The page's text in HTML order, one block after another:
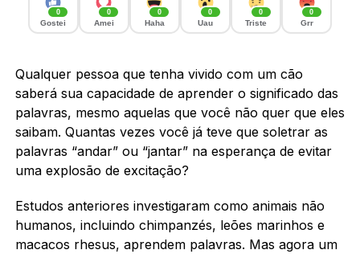
0
Gostei
0
Amei
0
Haha
0
Uau
0
Triste
0
Grr
Qualquer pessoa que tenha vivido com um cão
saberá sua capacidade de aprender o significado das
palavras, mesmo aquelas que você não quer que eles
saibam. Quantas vezes você já teve que soletrar as
palavras “andar” ou “jantar” na esperança de evitar
uma explosão de excitação?
Estudos anteriores investigaram como animais não
humanos, incluindo chimpanzés, leões marinhos e
macacos rhesus, aprendem palavras. Mas agora um